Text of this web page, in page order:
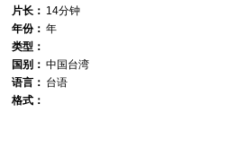
片长： 14分钟
年份： 年
类型：
国别： 中国台湾
语言： 台语
格式：